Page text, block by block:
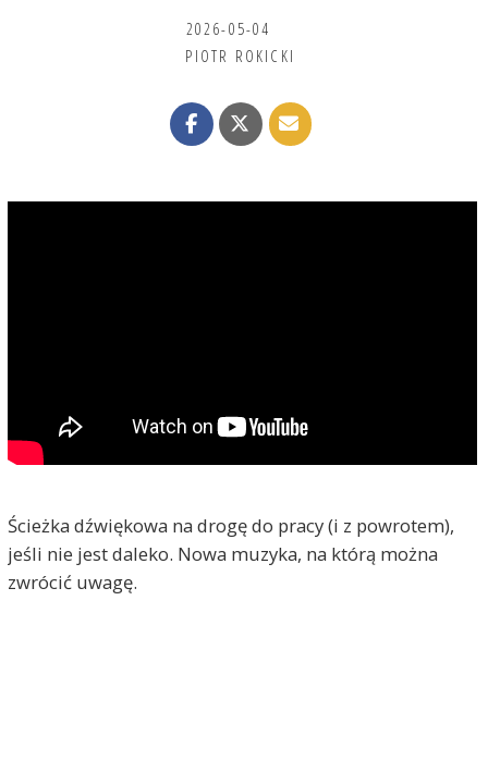
2026-05-04
PIOTR ROKICKI
Ścieżka dźwiękowa na drogę do pracy (i z powrotem),
jeśli nie jest daleko. Nowa muzyka, na którą można
zwrócić uwagę.